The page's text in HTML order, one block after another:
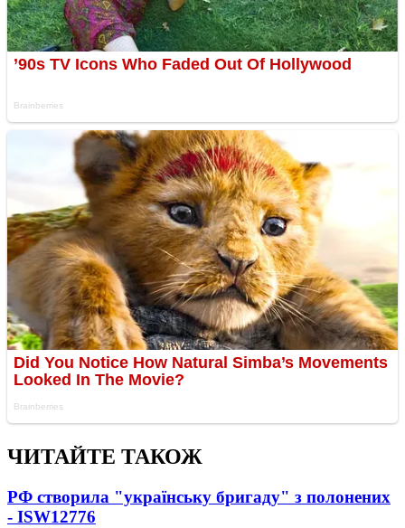
ЧИТАЙТЕ ТАКОЖ
РФ створила "українську бригаду" з полонених
- ISW12776